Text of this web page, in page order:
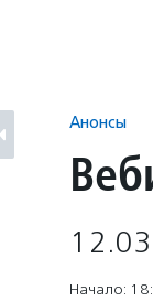
Анонсы
Начало: